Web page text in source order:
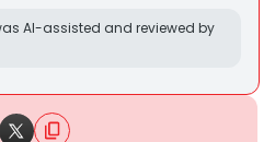
AI-assisted and reviewed by